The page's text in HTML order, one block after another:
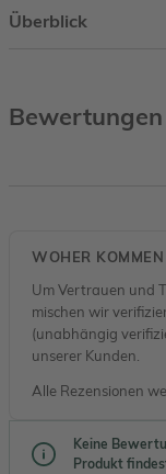
Überblick
Bewertungen
WOHER
Um Vertrauen und
mischen wir
(unabhängig
unserer Kunden.
Alle Rezensionen
Keine
Produkt